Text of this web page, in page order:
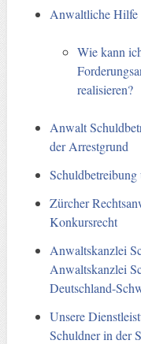
Anwaltliche Hilfe
Wie kann
realisieren?
Anwalt
der Arrestgrund
Zürcher
Konkursrecht
Anwaltskanzlei
Anwaltskanzlei
Deutschland-
Unsere
Schuldner in der